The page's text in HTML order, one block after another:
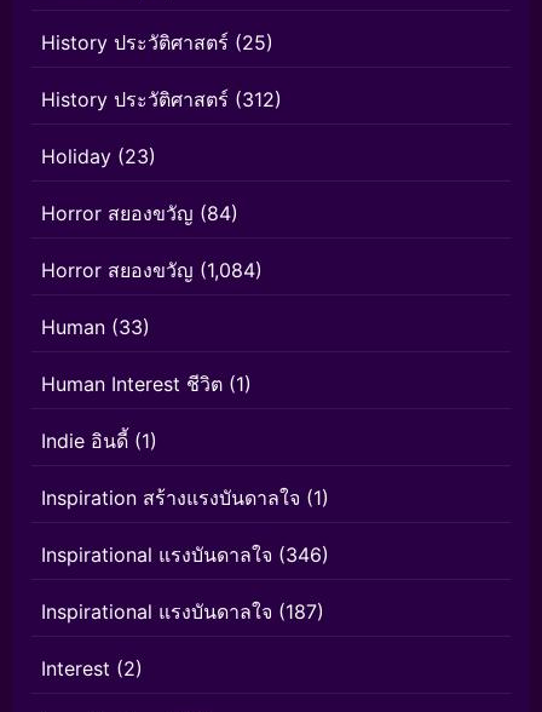
History ประวัติศาสตร์ (25)
History ประวัติศาสตร์ (312)
Holiday (23)
Horror สยองขวัญ (84)
Horror สยองขวัญ (1,084)
Human (33)
Human Interest ชีวิต (1)
Indie อินดี้ (1)
Inspiration สร้างแรงบันดาลใจ (1)
Inspirational แรงบันดาลใจ (346)
Inspirational แรงบันดาลใจ (187)
Interest (2)